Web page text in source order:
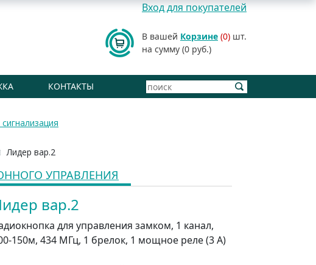
Вход для покупателей
В вашей Корзине (0) шт.
на сумму (0 руб.)
КОНТАКТЫ
Лидер вар.2
УПРАВЛЕНИЯ
вар.2
для управления замком, 1 канал,
150м, 434 МГц, 1 брелок, 1 мощное реле (3 А)